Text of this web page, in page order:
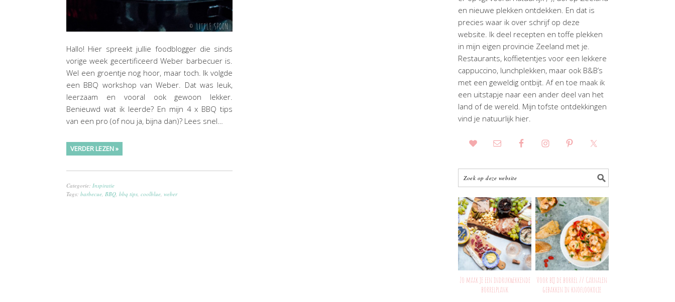
Hallo! Hier spreekt jullie foodblogger die sinds
vorige week gecertificeerd Weber barbecuer is.
Wel een groentje nog hoor, maar toch. Ik volgde
een BBQ workshop van Weber. Dat was leuk,
leerzaam en vooral ook gewoon lekker.
Benieuwd wat ik leerde? En mijn 4 x BBQ tips
van een pro (of nou ja, bijna dan)? Lees snel…
VERDER LEZEN »
Categorie: Inspiratie
Tags: barbecue BBQ bbq tips coolblue weber
en nieuwe plekken ontdekken. En dat is
precies waar ik over schrijf op deze
website. Ik deel recepten en toffe plekken
in mijn eigen provincie Zeeland met je.
Restaurants, koffietentjes voor een lekkere
cappuccino, lunchplekken, maar ook B&B’s
met een geweldig ontbijt. Af en toe maak ik
een uitstapje naar een ander deel van het
land of de wereld. Mijn tofste ontdekkingen
vind je natuurlijk hier.
Zo maak je een indrukwekkende
borrelplank
Voor bij de borrel // Garnalen
gebakken in knoflookolie